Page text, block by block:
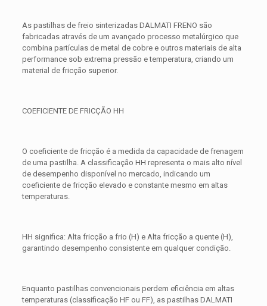
As pastilhas de freio sinterizadas DALMATI FRENO são
fabricadas através de um avançado processo metalúrgico que
combina partículas de metal de cobre e outros materiais de alta
performance sob extrema pressão e temperatura, criando um
material de fricção superior.
COEFICIENTE DE FRICÇÃO HH
O coeficiente de fricção é a medida da capacidade de frenagem
de uma pastilha. A classificação HH representa o mais alto nível
de desempenho disponível no mercado, indicando um
coeficiente de fricção elevado e constante mesmo em altas
temperaturas.
HH significa: Alta fricção a frio (H) e Alta fricção a quente (H),
garantindo desempenho consistente em qualquer condição.
Enquanto pastilhas convencionais perdem eficiência em altas
temperaturas (classificação HF ou FF), as pastilhas DALMATI